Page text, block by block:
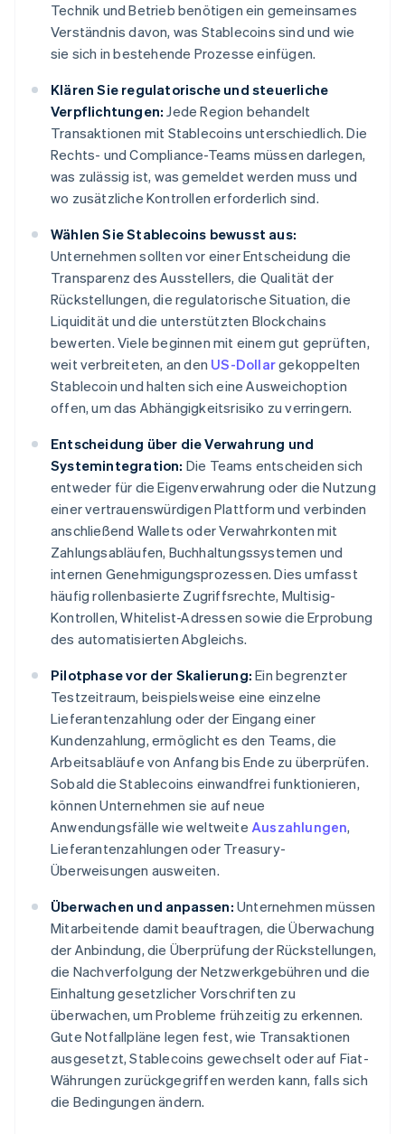
Technik und Betrieb benötigen ein gemeinsames
Verständnis davon, was Stablecoins sind und wie
sie sich in bestehende Prozesse einfügen.
Klären Sie regulatorische und steuerliche
Verpflichtungen: Jede Region behandelt
Transaktionen mit Stablecoins unterschiedlich. Die
Rechts- und Compliance-Teams müssen darlegen,
was zulässig ist, was gemeldet werden muss und
wo zusätzliche Kontrollen erforderlich sind.
Wählen Sie Stablecoins bewusst aus:
Unternehmen sollten vor einer Entscheidung die
Transparenz des Ausstellers, die Qualität der
Rückstellungen, die regulatorische Situation, die
Liquidität und die unterstützten Blockchains
bewerten. Viele beginnen mit einem gut geprüften,
weit verbreiteten, an den US-Dollargekoppelten
Stablecoin und halten sich eine Ausweichoption
offen, um das Abhängigkeitsrisiko zu verringern.
Entscheidung über die Verwahrung und
Systemintegration: Die Teams entscheiden sich
entweder für die Eigenverwahrung oder die Nutzung
einer vertrauenswürdigen Plattform und verbinden
anschließend Wallets oder Verwahrkonten mit
Zahlungsabläufen, Buchhaltungssystemen und
internen Genehmigungsprozessen. Dies umfasst
häufig rollenbasierte Zugriffsrechte, Multisig-
Kontrollen, Whitelist-Adressen sowie die Erprobung
des automatisierten Abgleichs.
Pilotphase vor der Skalierung: Ein begrenzter
Testzeitraum, beispielsweise eine einzelne
Lieferantenzahlung oder der Eingang einer
Kundenzahlung, ermöglicht es den Teams, die
Arbeitsabläufe von Anfang bis Ende zu überprüfen.
Sobald die Stablecoins einwandfrei funktionieren,
können Unternehmen sie auf neue
Anwendungsfälle wie weltweite Auszahlungen,
Lieferantenzahlungen oder Treasury-
Überweisungen ausweiten.
Überwachen und anpassen: Unternehmen müssen
Mitarbeitende damit beauftragen, die Überwachung
der Anbindung, die Überprüfung der Rückstellungen,
die Nachverfolgung der Netzwerkgebühren und die
Einhaltung gesetzlicher Vorschriften zu
überwachen, um Probleme frühzeitig zu erkennen.
Gute Notfallpläne legen fest, wie Transaktionen
ausgesetzt, Stablecoins gewechselt oder auf Fiat-
Währungen zurückgegriffen werden kann, falls sich
die Bedingungen ändern.